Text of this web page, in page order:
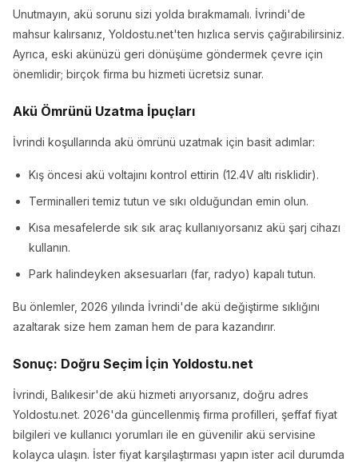
Unutmayın, akü sorunu sizi yolda bırakmamalı. İvrindi'de
mahsur kalırsanız, Yoldostu.net'ten hızlıca servis çağırabilirsiniz.
Ayrıca, eski akünüzü geri dönüşüme göndermek çevre için
önemlidir; birçok firma bu hizmeti ücretsiz sunar.
Akü Ömrünü Uzatma İpuçları
İvrindi koşullarında akü ömrünü uzatmak için basit adımlar:
Kış öncesi akü voltajını kontrol ettirin (12.4V altı risklidir).
Terminalleri temiz tutun ve sıkı olduğundan emin olun.
Kısa mesafelerde sık sık araç kullanıyorsanız akü şarj cihazı
kullanın.
Park halindeyken aksesuarları (far, radyo) kapalı tutun.
Bu önlemler, 2026 yılında İvrindi'de akü değiştirme sıklığını
azaltarak size hem zaman hem de para kazandırır.
Sonuç: Doğru Seçim İçin Yoldostu.net
İvrindi, Balıkesir'de akü hizmeti arıyorsanız, doğru adres
Yoldostu.net. 2026'da güncellenmiş firma profilleri, şeffaf fiyat
bilgileri ve kullanıcı yorumları ile en güvenilir akü servisine
kolayca ulaşın. İster fiyat karşılaştırması yapın ister acil durumda